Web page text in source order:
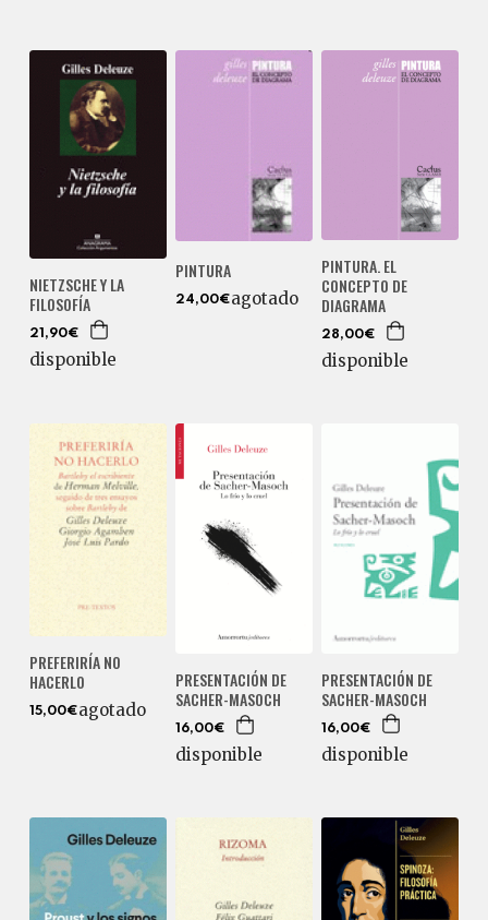
NIETZSCHE Y LA
FILOSOFÍA
21,90€
disponible
PINTURA
24,00€agotado
PINTURA. EL
CONCEPTO DE
DIAGRAMA
28,00€
disponible
PREFERIRÍA NO
HACERLO
15,00€agotado
PRESENTACIÓN DE
SACHER-MASOCH
16,00€
disponible
PRESENTACIÓN DE
SACHER-MASOCH
16,00€
disponible